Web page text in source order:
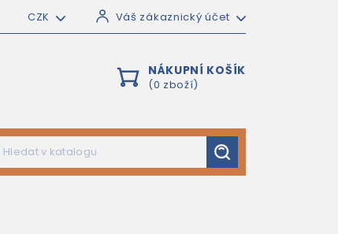
CZK Váš zákaznický účet
NÁKUPNÍ KOŠÍK
(0 zboží)